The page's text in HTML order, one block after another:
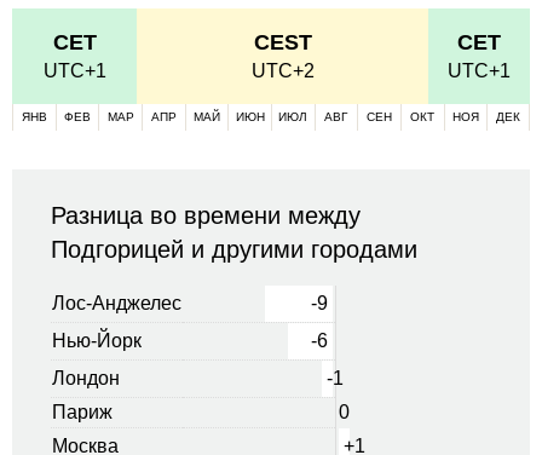
CET
UTC+1
CEST
UTC+2
CET
UTC+1
ЯНВ ФЕВ МАР АПР МАЙ ИЮН ИЮЛ АВГ СЕН ОКТ НОЯ ДЕК
Разница во времени между
Подгорицей и другими городами
Лос-Анджелес
-9
Нью-Йорк
-6
Лондон
-1
Париж
0
Москва
+1